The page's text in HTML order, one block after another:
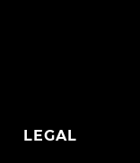
LEGAL